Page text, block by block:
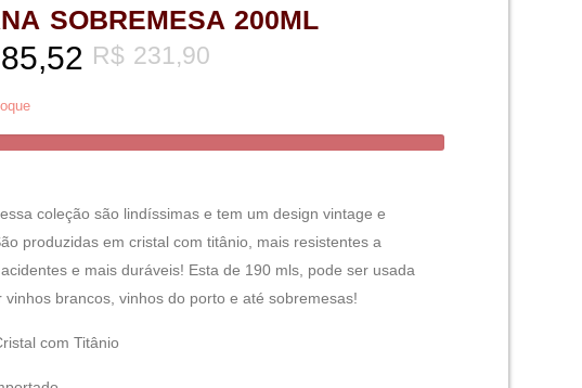
SOBREMESA 200ML
R$ 231,90
coleção são lindíssimas e tem um design vintage e
produzidas em cristal com titânio, mais resistentes a
e mais duráveis! Esta de 190 mls, pode ser usada
vinhos brancos, vinhos do porto e até sobremesas!
com Titânio